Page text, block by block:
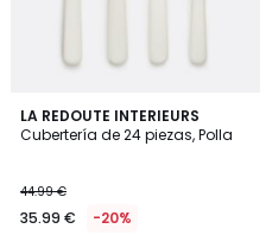
LA REDOUTE INTERIEURS
Cubertería de 24 piezas, Polla
44.99 €
35.99 € -20%
4,6
/ 5